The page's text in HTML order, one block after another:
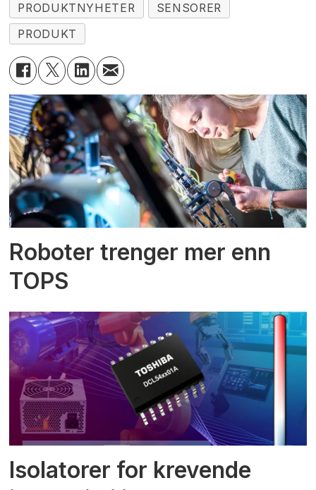
PRODUKTNYHETER
SENSORER
PRODUKT
Roboter trenger mer enn
TOPS
Isolatorer for krevende